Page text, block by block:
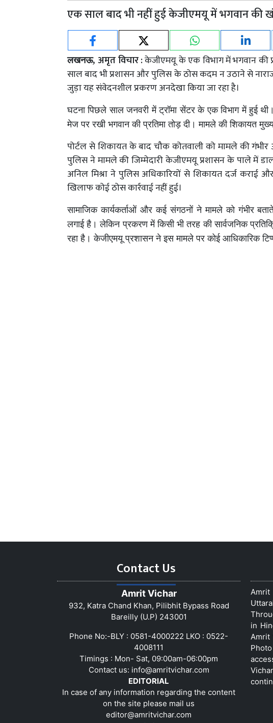
एक साल बाद भी नहीं हुई केजीएमयू में भगवान की
लखनऊ,अमृत विचार :केजीएमयू के एक विभाग में भगवान की
साल बाद भी प्रशासन और पुलिस के ठोस कदम न उठाने से
जुड़ा यह संवेदनशील प्रकरण अनदेखा किया जा रहा है।
घटना पिछले साल जनवरी में ट्रॉमा सेंटर के एक विभाग में हुई
मेज पर रखी भगवान की प्रतिमा तोड़ दी। मामले की शिकायत
पोर्टल से शिकायत के बाद चौक कोतवाली को मामले की
पुलिस ने मामले की जिम्मेदारी केजीएमयू प्रशासन के पाले में
अनिल मिश्रा ने पुलिस अधिकारियों से शिकायत दर्ज
खिलाफ कोई ठोस कार्रवाई नहीं हुई।
सामाजिक कार्यकर्ताओं और कई संगठनों ने मामले को गंभीर
लगाई है। लेकिन प्रकरण में किसी भी तरह की सार्वजनिक
रहा है। केजीएमयू प्रशासन ने इस मामले पर कोई आधिकारिक
Contact Us
Amrit Vichar
932, Katra Chand Khan, Pilibhit Bypass Road
Bareilly (U.P) 243001
Phone No:-BLY : 0581-4000222 LKO : 0522-
4008111
Timings : Mon- Sat, 09:00am-06:00pm
Contact us: info@amritvichar.com
EDITORIAL
In case of any information regarding the content
on the site please mail us
editor@amritvichar.com
in
Amrit